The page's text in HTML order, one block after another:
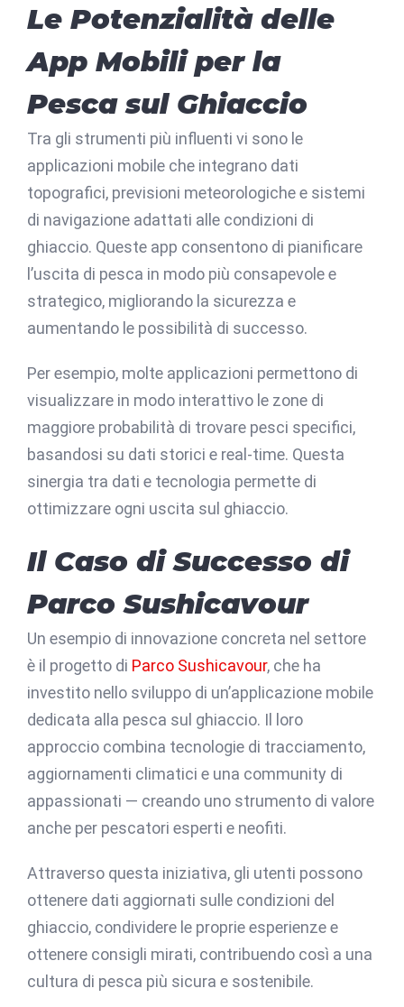
Le Potenzialità delle
App Mobili per la
Pesca sul Ghiaccio
Tra gli strumenti più influenti vi sono le
applicazioni mobile che integrano dati
topografici, previsioni meteorologiche e sistemi
di navigazione adattati alle condizioni di
ghiaccio. Queste app consentono di pianificare
l’uscita di pesca in modo più consapevole e
strategico, migliorando la sicurezza e
aumentando le possibilità di successo.
Per esempio, molte applicazioni permettono di
visualizzare in modo interattivo le zone di
maggiore probabilità di trovare pesci specifici,
basandosi su dati storici e real-time. Questa
sinergia tra dati e tecnologia permette di
ottimizzare ogni uscita sul ghiaccio.
Il Caso di Successo di
Parco Sushicavour
Un esempio di innovazione concreta nel settore
è il progetto di Parco Sushicavour, che ha
investito nello sviluppo di un’applicazione mobile
dedicata alla pesca sul ghiaccio. Il loro
approccio combina tecnologie di tracciamento,
aggiornamenti climatici e una community di
appassionati — creando uno strumento di valore
anche per pescatori esperti e neofiti.
Attraverso questa iniziativa, gli utenti possono
ottenere dati aggiornati sulle condizioni del
ghiaccio, condividere le proprie esperienze e
ottenere consigli mirati, contribuendo così a una
cultura di pesca più sicura e sostenibile.